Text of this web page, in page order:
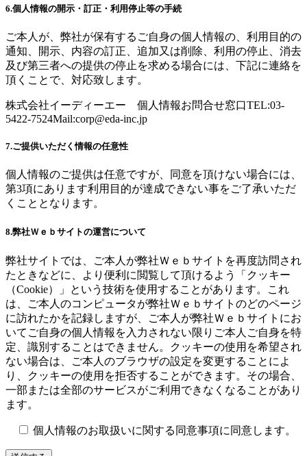
6.個人情報の開示・訂正・利用停止等の手続
ご本人が、弊社が保有するご自身の個人情報の、利用目的の
通知、開示、内容の訂正、追加又は削除、利用の停止、消去
及び第三者への提供の停止を求める場合には、下記に連絡を
頂くことで、対応致します。
株式会社イーディーエー 個人情報お問合せ窓口TEL:03-
5422-7524Mail:corp@eda-inc.jp
7.ご提供いただく情報の任意性
個人情報のご提供は任意ですが、同意を頂けない場合には、
第3項にあります利用目的が達成できない事をご了承いただ
くこととなります。
8.弊社Ｗｅｂサイトの運営について
弊社サイトでは、ご本人が弊社Ｗｅｂサイトを再度訪問され
たときなどに、より便利に閲覧して頂けるよう「クッキー
（Cookie）」という技術を使用することがあります。これ
は、ご本人のコンピュータが弊社Ｗｅｂサイトのどのページ
に訪れたかを記録しますが、ご本人が弊社Ｗｅｂサイトにお
いてご自身の個人情報を入力されない限りご本人ご自身を特
定、識別することはできません。クッキーの使用を希望され
ない場合は、ご本人のブラウザの設定を変更することによ
り、クッキーの使用を拒否することができます。その場合、
一部または全部のサービスがご利用できなくなることがあり
ます。
個人情報のお取扱いに関する同意事項に同意します。